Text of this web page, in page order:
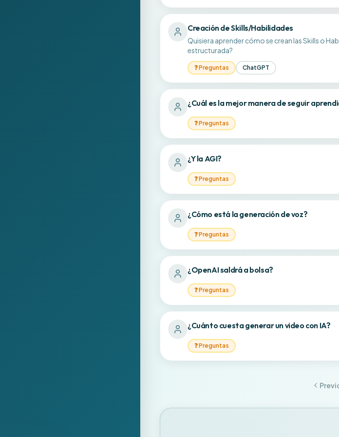
Creación de Skills/Habilidades
Quisiera aprender cómo se crean las Skills o
estructurada?
❓Preguntas ChatGPT
¿Cuál es la mejor manera de seguir
❓Preguntas
¿Y la AGI?
❓Preguntas
¿Cómo está la generación de voz?
❓Preguntas
¿OpenAI saldrá a bolsa?
❓Preguntas
¿Cuánto cuesta generar un video con IA?
❓Preguntas